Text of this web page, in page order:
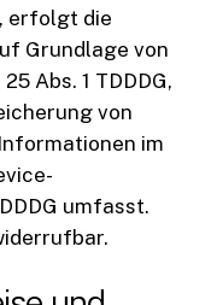
erfolgt die
Grundlage von
Abs. 1 TDDDG,
von
im
umfasst.